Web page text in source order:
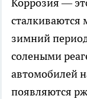
сталкиваются
зимний
солеными
автомобилей
появляются